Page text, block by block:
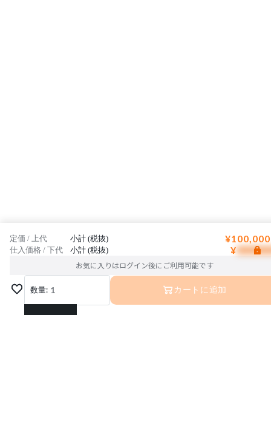
定価 / 上代 小計 (税抜)
仕入価格 / 下代 小計 (税抜) ¥
お気に入りはログイン後にご利用可能です
数量: 1
1
カートに追加